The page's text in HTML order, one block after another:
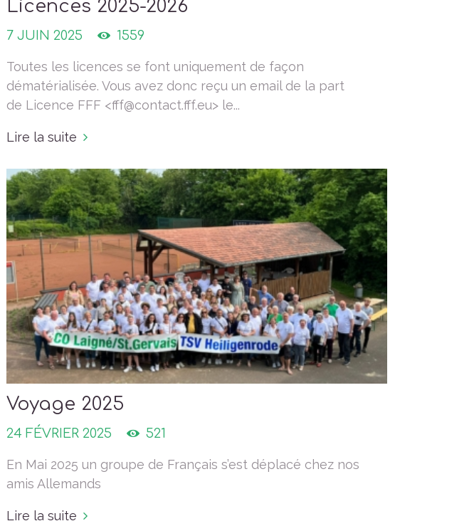
Licences 2025-2026
7 JUIN 2025 1559
Toutes les licences se font uniquement de façon
dématérialisée. Vous avez donc reçu un email de la part
de Licence FFF <fff@contact.fff.eu> le...
Lire la suite
Voyage 2025
24 FÉVRIER 2025 521
En Mai 2025 un groupe de Français s’est déplacé chez nos
amis Allemands
Lire la suite